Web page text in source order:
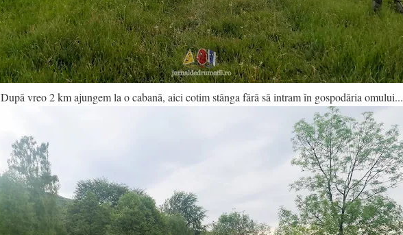
După vreo 2 km ajungem la o cabană, aici cotim stânga fără să intram în gospodăria omului...